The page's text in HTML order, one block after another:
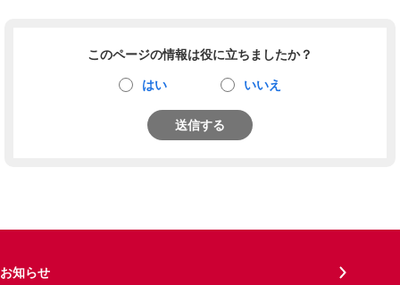
このページの情報は役に立ちましたか？
はい いいえ
送信する
お知らせ